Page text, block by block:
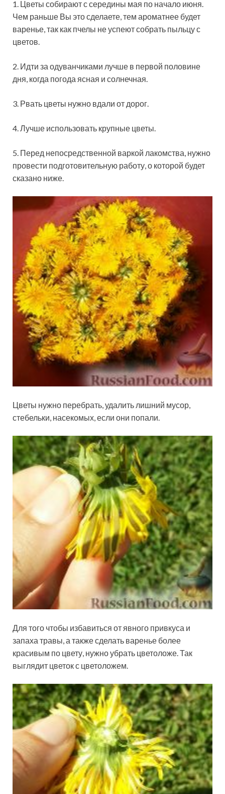
1. Цветы собирают с середины мая по начало июня.
Чем раньше Вы это сделаете, тем ароматнее будет
варенье, так как пчелы не успеют собрать пыльцу с
цветов.
2. Идти за одуванчиками лучше в первой половине
дня, когда погода ясная и солнечная.
3. Рвать цветы нужно вдали от дорог.
4. Лучше использовать крупные цветы.
5. Перед непосредственной варкой лакомства, нужно
провести подготовительную работу, о которой будет
сказано ниже.
Цветы нужно перебрать, удалить лишний мусор,
стебельки, насекомых, если они попали.
Для того чтобы избавиться от явного привкуса и
запаха травы, а также сделать варенье более
красивым по цвету, нужно убрать цветоложе. Так
выглядит цветок с цветоложем.